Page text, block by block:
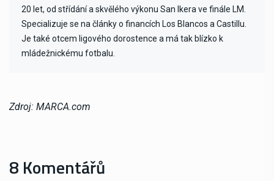
20 let, od střídání a skvělého výkonu San Ikera ve finále LM.
Specializuje se na články o financích Los Blancos a Castillu.
Je také otcem ligového dorostence a má tak blízko k
mládežnickému fotbalu.
Zdroj: MARCA.com
8 Komentářů